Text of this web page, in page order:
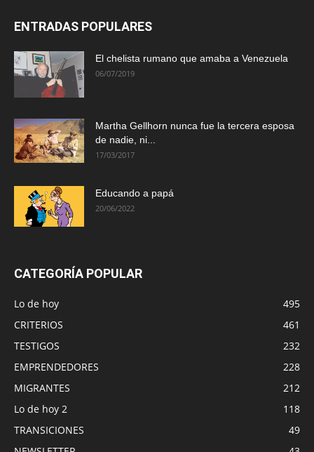
ENTRADAS POPULARES
El chelista rumano que amaba a Venezuela
06/07/2019
Martha Gellhorn nunca fue la tercera esposa
de nadie, ni...
17/03/2017
Educando a papá
20/06/2022
CATEGORÍA POPULAR
Lo de hoy
495
CRITERIOS
461
TESTIGOS
232
EMPRENDEDORES
228
MIGRANTES
212
Lo de hoy 2
118
TRANSICIONES
49